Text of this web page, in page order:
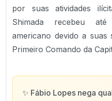
por suas atividades
Shimada recebeu
americano devido a suas
Primeiro Comando da
✨ Fábio Lopes nega